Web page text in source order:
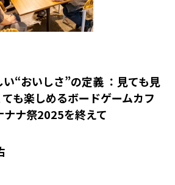
“おいしさ”の定義 ：見ても見
も楽しめるボードゲームカフ
ナ祭2025を終えて